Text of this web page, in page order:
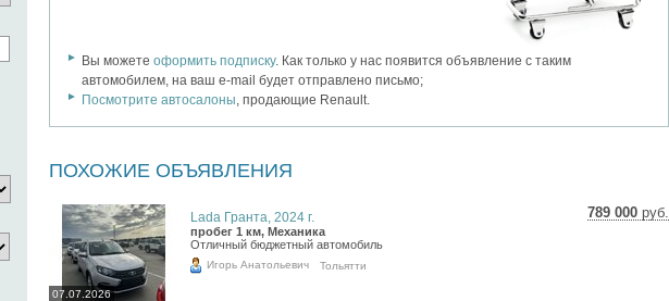
Вы можетеоформить подписку. Как только у нас появится объявление с таким
автомобилем, на ваш e-mail будет отправлено письмо;
Посмотрите автосалоны, продающие Renault.
ПОХОЖИЕ ОБЪЯВЛЕНИЯ
07.07.2026
789 000 руб.
Lada Гранта, 2024 г.
пробег 1 км, Механика
Отличный бюджетный автомобиль
Игорь Анатольевич Тольятти